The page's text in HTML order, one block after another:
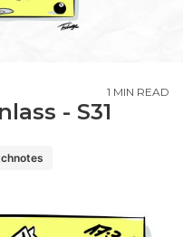
1 MIN READ
- S31